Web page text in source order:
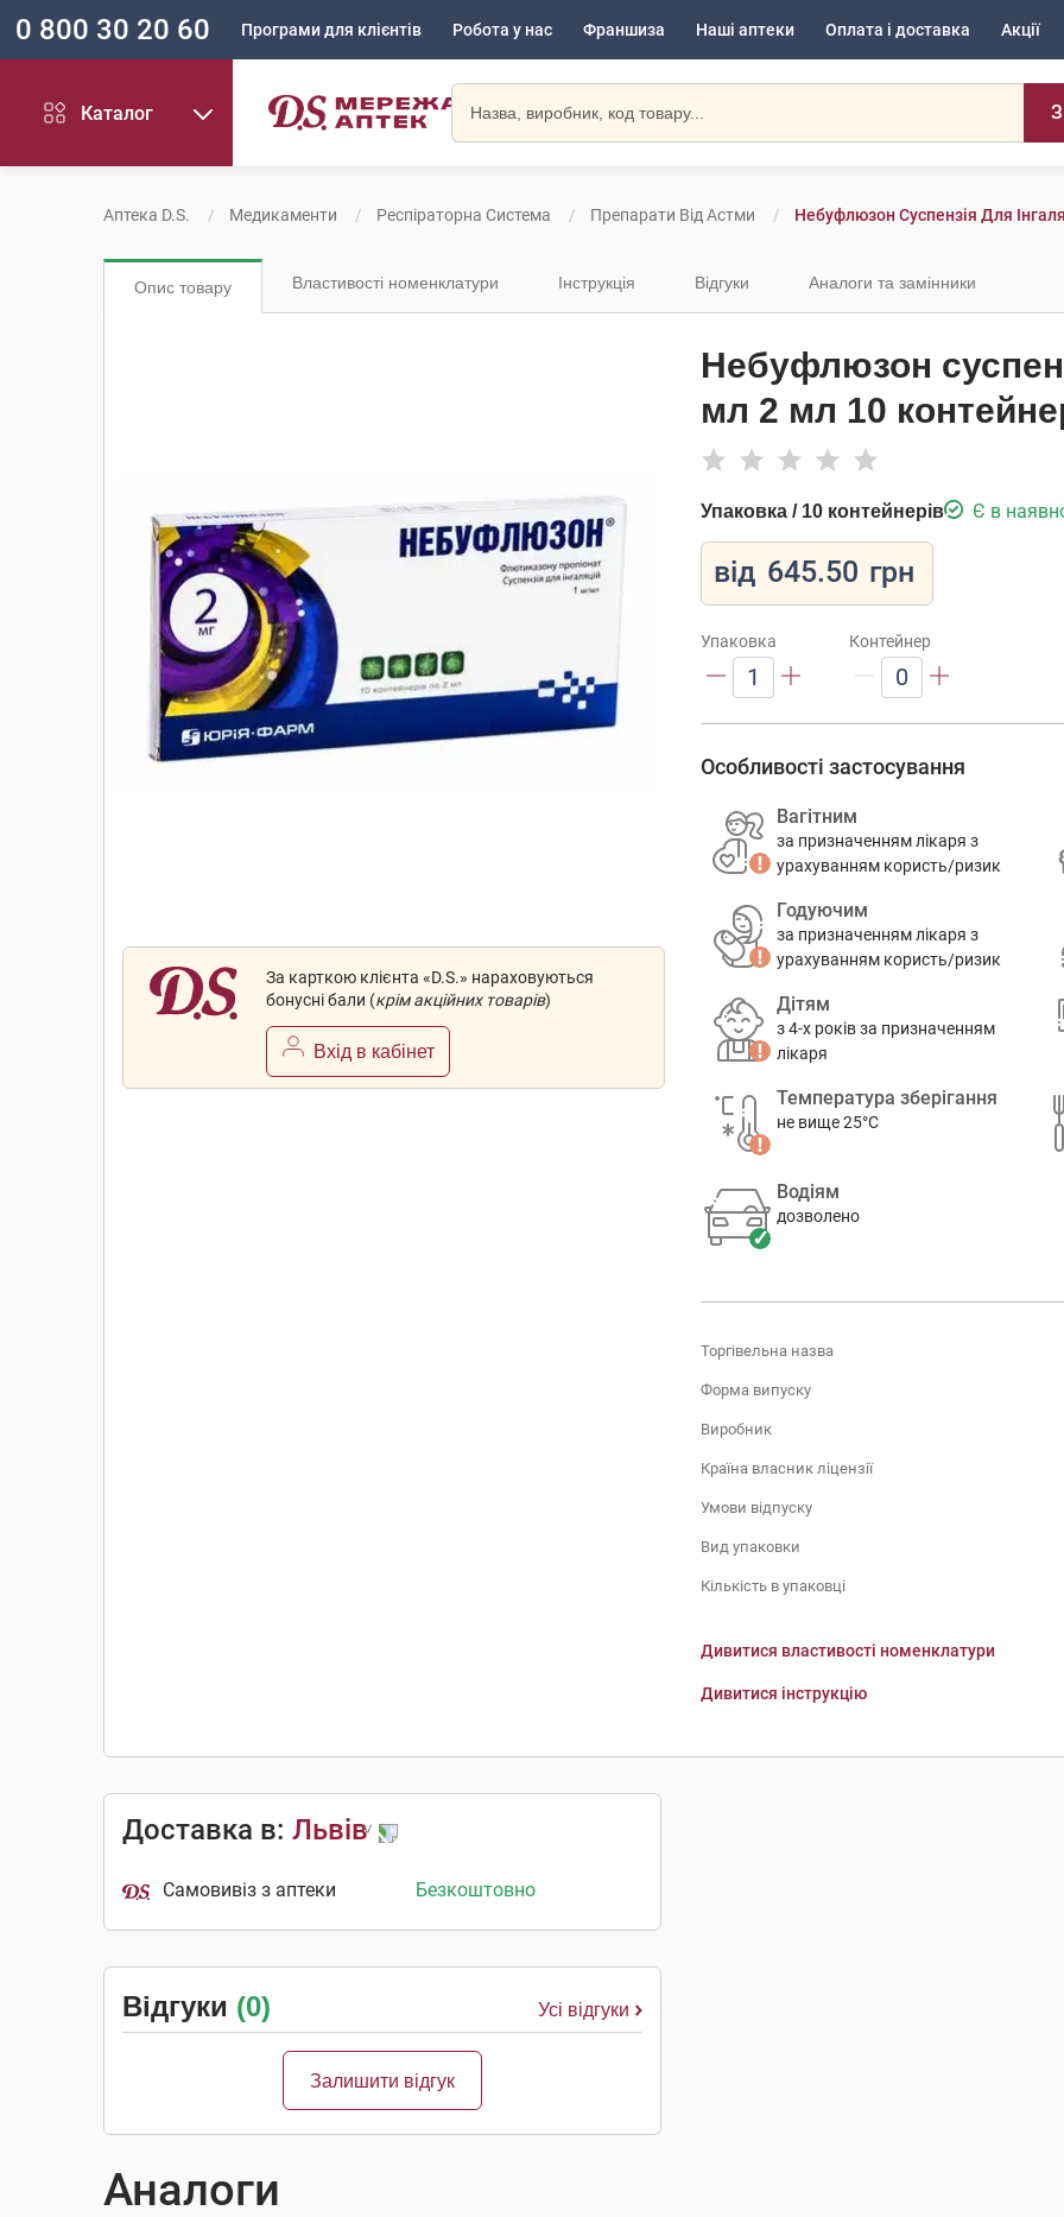
0 800 30 20 60 Програми для клієнтів Робота у нас Франшиза Наші аптеки Оплата і доставка Акції
Каталог
Аптека D.S. Медикаменти Респіраторна Система Препарати Від Астми Небуфлюзон Суспензія Для
Опис товару Властивості номенклатури Інструкція Відгуки Аналоги та замінники
За карткою клієнта «D.S.» нараховуються
бонусні бали (крім акційних товарів)
Вхід в кабінет
Небуфлюзон
мл 2 мл 10
Упаковка / 10 контейнерів Є в
від 645.50 грн
Упаковка
1
Контейнер
0
Особливості застосування
Вагітним
за призначенням лікаря з
урахуванням користь/ризик
Годуючим
за призначенням лікаря з
урахуванням користь/ризик
Дітям
з 4-х років за призначенням
лікаря
Температура зберігання
не вище 25°C
Водіям
дозволено
Торгівельна назва
Форма випуску
Виробник
Країна власник ліцензії
Умови відпуску
Вид упаковки
Кількість в упаковці
Дивитися властивості номенклатури
Дивитися інструкцію
Доставка в: Львів
Самовивіз з аптеки Безкоштовно
Відгуки (0) Усі відгуки
Залишити відгук
Аналоги